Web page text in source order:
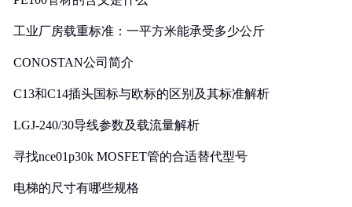
工业厂房载重标准：一平方米能承受多少公斤
CONOSTAN公司简介
C13和C14插头国标与欧标的区别及其标准解析
LGJ-240/30导线参数及载流量解析
寻找nce01p30k MOSFET管的合适替代型号
电梯的尺寸有哪些规格